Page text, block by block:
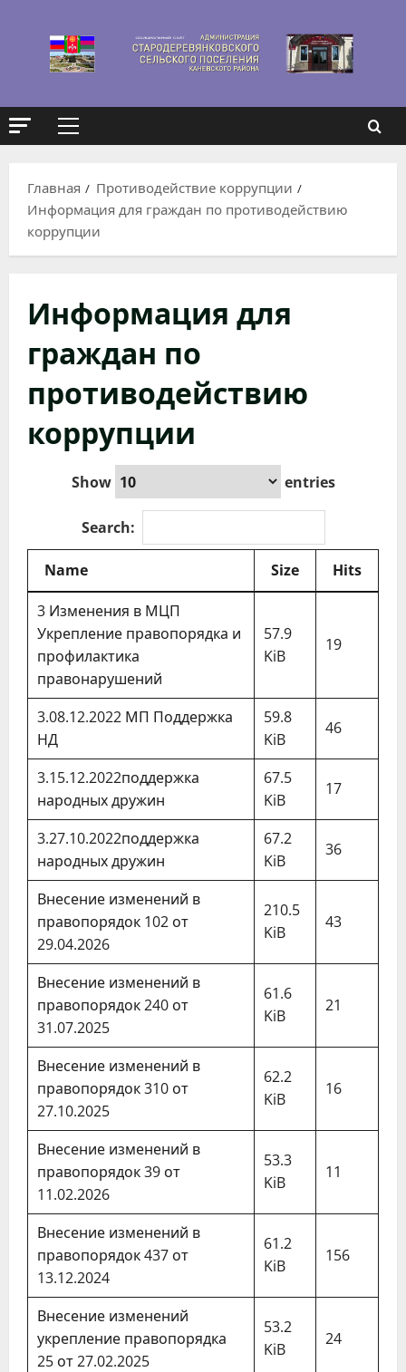
содержимому
Основное
Главная
Противодействие коррупции
Информация для граждан по противодействию
коррупции
Информация для
граждан по
противодействию
коррупции
Show entries
Search:
Name Size Hits
3 Изменения в МЦП
Укрепление правопорядка и
профилактика
правонарушений
57.9
KiB
19
3.08.12.2022 МП Поддержка
НД
59.8
KiB
46
3.15.12.2022поддержка
народных дружин
67.5
KiB
17
3.27.10.2022поддержка
народных дружин
67.2
KiB
36
Внесение изменений в
правопорядок 102 от
29.04.2026
210.5
KiB
43
Внесение изменений в
правопорядок 240 от
31.07.2025
61.6
KiB
21
Внесение изменений в
правопорядок 310 от
27.10.2025
62.2
KiB
16
Внесение изменений в
правопорядок 39 от
11.02.2026
53.3
KiB
11
Внесение изменений в
правопорядок 437 от
13.12.2024
61.2
KiB
156
Внесение изменений
укрепление правопорядка
25 от 27.02.2025
53.2
KiB
24